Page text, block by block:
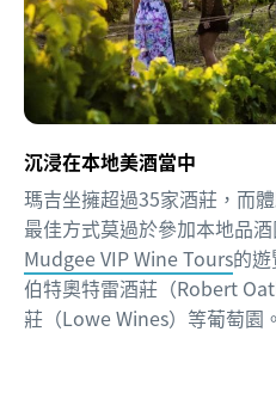
沉浸在本地美酒當中
瑪吉坐擁超過35家酒莊，而
最佳方式莫過於參加本地品
Mudgee VIP Wine Tours的
伯特奧特雷酒莊（Robert
莊（Lowe Wines）等葡萄園。